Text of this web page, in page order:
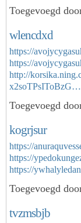
Toegevoegd
wlencdxd
https://
https://
http://
x2soTPsIToBzG…
Toegevoegd
kogrjsur
https://
https://
https://
Toegevoegd
tvzmsbjb